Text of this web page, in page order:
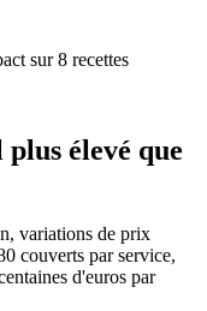
sur 8 recettes
plus élevé que
variations de prix
couverts par service,
d'euros par